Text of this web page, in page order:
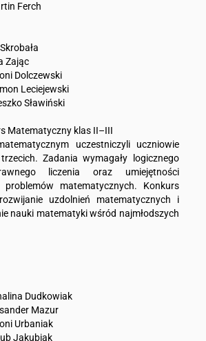
Ferch
Zając
Dolczewski
Leciejewski
Sławiński
Matematyczny klas II–III
uczestniczyli uczniowie
Zadania wymagały logicznego
liczenia oraz umiejętności
problemów matematycznych. Konkurs
uzdolnień matematycznych i
nauki matematyki wśród najmłodszych
Dudkowiak
Mazur
Urbaniak
Jakubiak